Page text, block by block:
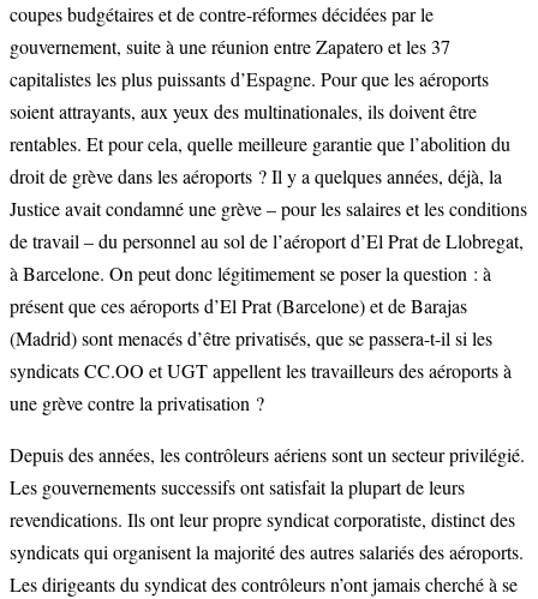
coupes budgétaires et de contre-réformes décidées par le
gouvernement, suite à une réunion entre Zapatero et les 37
capitalistes les plus puissants d’Espagne. Pour que les aéroports
soient attrayants, aux yeux des multinationales, ils doivent être
rentables. Et pour cela, quelle meilleure garantie que l’abolition du
droit de grève dans les aéroports ? Il y a quelques années, déjà, la
Justice avait condamné une grève – pour les salaires et les conditions
de travail – du personnel au sol de l’aéroport d’El Prat de Llobregat,
à Barcelone. On peut donc légitimement se poser la question : à
présent que ces aéroports d’El Prat (Barcelone) et de Barajas
(Madrid) sont menacés d’être privatisés, que se passera-t-il si les
syndicats CC.OO et UGT appellent les travailleurs des aéroports à
une grève contre la privatisation ?
Depuis des années, les contrôleurs aériens sont un secteur privilégié.
Les gouvernements successifs ont satisfait la plupart de leurs
revendications. Ils ont leur propre syndicat corporatiste, distinct des
syndicats qui organisent la majorité des autres salariés des aéroports.
Les dirigeants du syndicat des contrôleurs n’ont jamais cherché à se